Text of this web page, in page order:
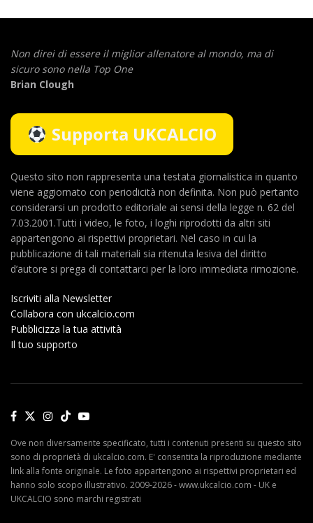
Non direi di essere il miglior allenatore al mondo, ma di
sicuro sono nella Top One
Brian Clough
Supporta UKCALCIO
Questo sito non rappresenta una testata giornalistica in quanto
viene aggiornato con periodicità non definita. Non può pertanto
considerarsi un prodotto editoriale ai sensi della legge n. 62 del
7.03.2001.Tutti i video, le foto, i loghi riprodotti da altri siti
appartengono ai rispettivi proprietari. Nel caso in cui la
pubblicazione di tali materiali sia ritenuta lesiva del diritto
d’autore si prega di contattarci per la loro immediata rimozione.
Iscriviti alla Newsletter
Collabora con ukcalcio.com
Pubblicizza la tua attività
Il tuo supporto
Ove non diversamente specificato, tutti i contenuti presenti su questo sito
sono di proprietà di ukcalcio.com. E' consentita la riproduzione mediante
link alla fonte originale. Le foto appartengono ai rispettivi proprietari ed
hanno solo scopo illustrativo. 2009-2026 - www.ukcalcio.com - UK e
UKCALCIO sono marchi registrati